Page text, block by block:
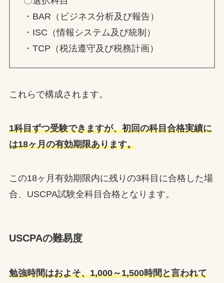
・BAR（ビジネス分析及び報告）
・ISC（情報システム及び統制）
・TCP（税法遵守及び税務計画）
これらで構成されます。
1科目ずつ受験できますが、初回の科目合格実績に
は18ヶ月の有効期限あります。
この18ヶ月有効期限内に残りの3科目に合格した場
合、USCPA試験全科目合格となります。
USCPAの難易度
勉強時間はおよそ、1,000～1,500時間と言われて